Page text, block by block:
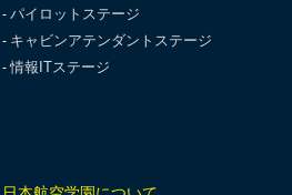
パイロットステージ
キャビンアテンダントステージ
情報ITステージ